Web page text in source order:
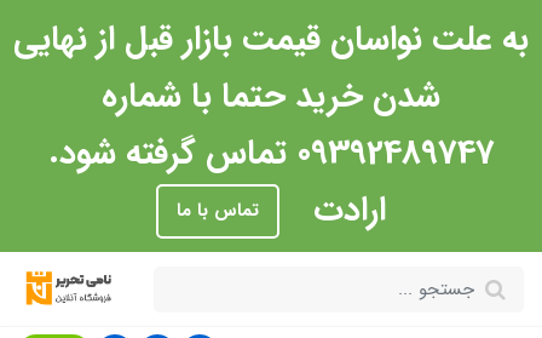
به علت نواسان قیمت بازار قبل از نهایی
شدن خرید حتما با شماره
09392489747 تماس گرفته شود.
ارادت
تماس با ما